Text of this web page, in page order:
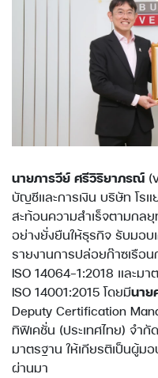
นายภารวีย์ ศรีวิริยาภรณ์ (
บัญชีและการเงิน บริษัท โร
สะท้อนความสำเร็จตามกล
อย่างยั่งยืนให้ธุรกิจ รับมอบ
รายงานการปล่อยก๊าซเรือ
ISO 14064-1:2018 และม
ISO 14001:2015 โดยมีนาย
Deputy Certification
ทิฟิเคชั่น (ประเทศไทย) จำ
มาตรฐาน ให้เกียรติเป็นผู้
ผ่านมา